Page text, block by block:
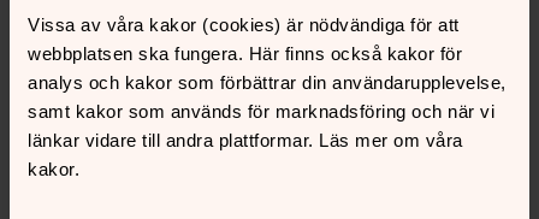
Vissa av våra kakor (cookies) är nödvändiga för att
webbplatsen ska fungera. Här finns också kakor för
analys och kakor som förbättrar din användarupplevelse,
samt kakor som används för marknadsföring och när vi
länkar vidare till andra plattformar. Läs mer om våra
kakor.
med oss.
8 maj
Kinda kommun kommer och berättar om det nya
äldreboendet vid Hackel.
22 maj